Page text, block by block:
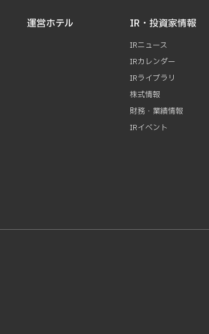
運営ホテル IR・投資家情報
IRニュース
IRカレンダー
IRライブラリ
株式情報
財務・業績情報
IRイベント